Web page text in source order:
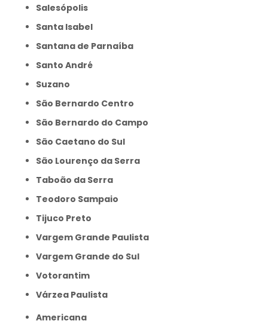
Salesópolis
Santa Isabel
Santana de Parnaíba
Santo André
Suzano
São Bernardo Centro
São Bernardo do Campo
São Caetano do Sul
São Lourenço da Serra
Taboão da Serra
Teodoro Sampaio
Tijuco Preto
Vargem Grande Paulista
Vargem Grande do Sul
Votorantim
Várzea Paulista
Americana